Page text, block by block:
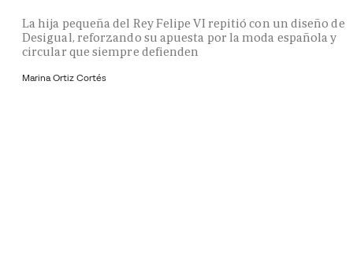
La hija pequeña del Rey Felipe VI repitió con un diseño de
Desigual, reforzando su apuesta por la moda española y
circular que siempre defienden
Marina Ortiz Cortés